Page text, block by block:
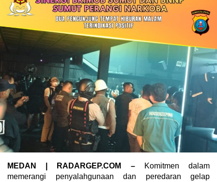
MEDAN | RADARGEP.COM –
Komitmen dalam
memerangi penyalahgunaan dan peredaran gelap